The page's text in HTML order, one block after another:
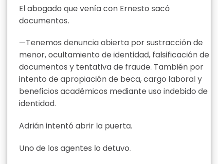
El abogado que venía con Ernesto sacó
documentos.
—Tenemos denuncia abierta por sustracción de
menor, ocultamiento de identidad, falsificación de
documentos y tentativa de fraude. También por
intento de apropiación de beca, cargo laboral y
beneficios académicos mediante uso indebido de
identidad.
Adrián intentó abrir la puerta.
Uno de los agentes lo detuvo.